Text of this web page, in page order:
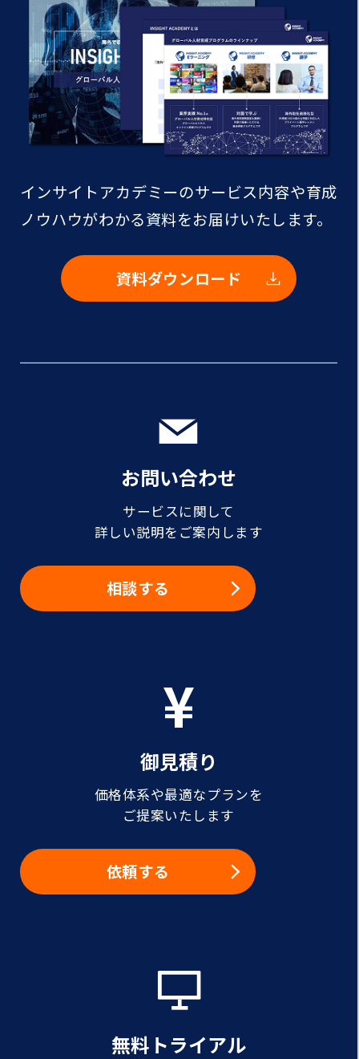
インサイトアカデミーのサービス内容や育成
ノウハウがわかる資料をお届けいたします。
資料ダウンロード
お問い合わせ
サービスに関して
詳しい説明をご案内します
相談する
御見積り
価格体系や最適なプランを
ご提案いたします
依頼する
無料トライアル